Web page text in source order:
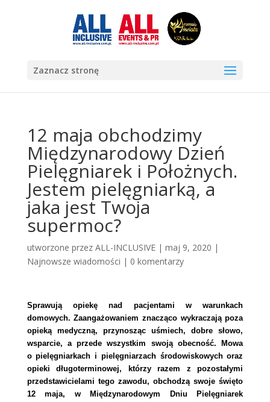
Zaznacz stronę
12 maja obchodzimy
Międzynarodowy Dzień
Pielęgniarek i Położnych.
Jestem pielęgniarką, a
jaka jest Twoja
supermoc?
utworzone przez ALL-INCLUSIVE| maj 9, 2020 |
Najnowsze wiadomości | 0 komentarzy
Sprawują opiekę nad pacjentami w warunkach
domowych. Zaangażowaniem znacząco wykraczają poza
opieką medyczną, przynosząc uśmiech, dobre słowo,
wsparcie, a przede wszystkim swoją obecność. Mowa
o pielęgniarkach i pielęgniarzach środowiskowych oraz
opieki długoterminowej, którzy razem z pozostałymi
przedstawicielami tego zawodu, obchodzą swoje święto
12 maja, w Międzynarodowym Dniu Pielęgniarek